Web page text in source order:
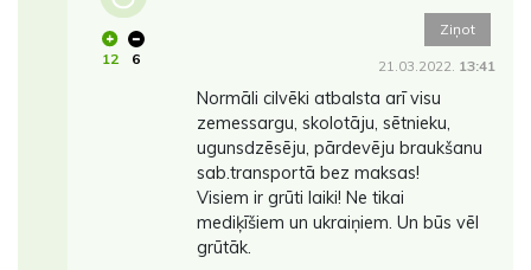
12 6
Ziņot
21.03.2022. 13:41
Normāli cilvēki atbalsta arī visu
zemessargu, skolotāju, sētnieku,
ugunsdzēsēju, pārdevēju braukšanu
sab.transportā bez maksas!
Visiem ir grūti laiki! Ne tikai
mediķīšiem un ukraiņiem. Un būs vēl
grūtāk.